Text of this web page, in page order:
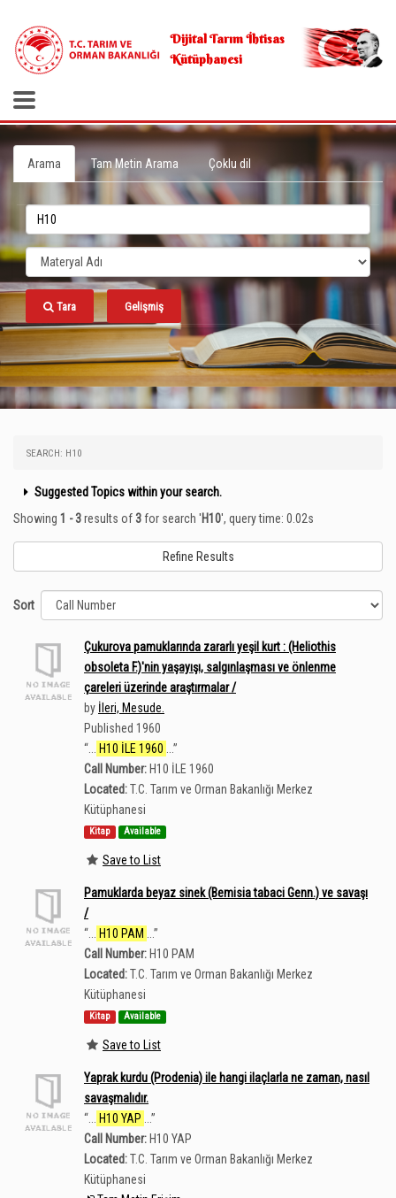
Dijital Tarım İhtisas
Kütüphanesi
Arama Tam Metin Arama Çoklu dil
Tara Gelişmiş
SEARCH: H10
Suggested Topics within your search.
Showing 1 - 3results of3for search 'H10', query time: 0.02s
Refine Results
Sort
Çukurova pamuklarında zararlı yeşil kurt : (Heliothis
obsoleta F.)'nin yaşayışı, salgınlaşması ve önlenme
çareleri üzerinde araştırmalar /
by İleri, Mesude.
Published 1960
“
H10 İLE 1960
”
Call Number: H10 İLE 1960
Located:T.C. Tarım ve Orman Bakanlığı Merkez
Kütüphanesi
Kitap Available
Save to List
Pamuklarda beyaz sinek (Bemisia tabaci Genn.) ve savaşı
/
“
H10 PAM
”
Call Number: H10 PAM
Located:T.C. Tarım ve Orman Bakanlığı Merkez
Kütüphanesi
Kitap Available
Save to List
Yaprak kurdu (Prodenia) ile hangi ilaçlarla ne zaman, nasıl
savaşmalıdır.
“
H10 YAP
”
Call Number: H10 YAP
Located:T.C. Tarım ve Orman Bakanlığı Merkez
Kütüphanesi